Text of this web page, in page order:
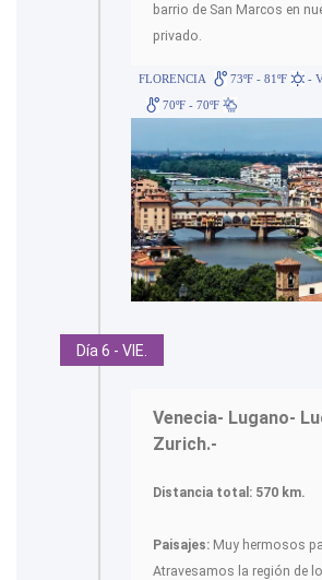
barrio de San Marcos en
privado.
FLORENCIA 73ºF - 81ºF
-
70ºF - 70ºF
Día 6 - VIE.
Venecia- Lugano-
Zurich.-
Distancia total: 570 km.
Paisajes: Muy hermosos
Atravesamos la región de